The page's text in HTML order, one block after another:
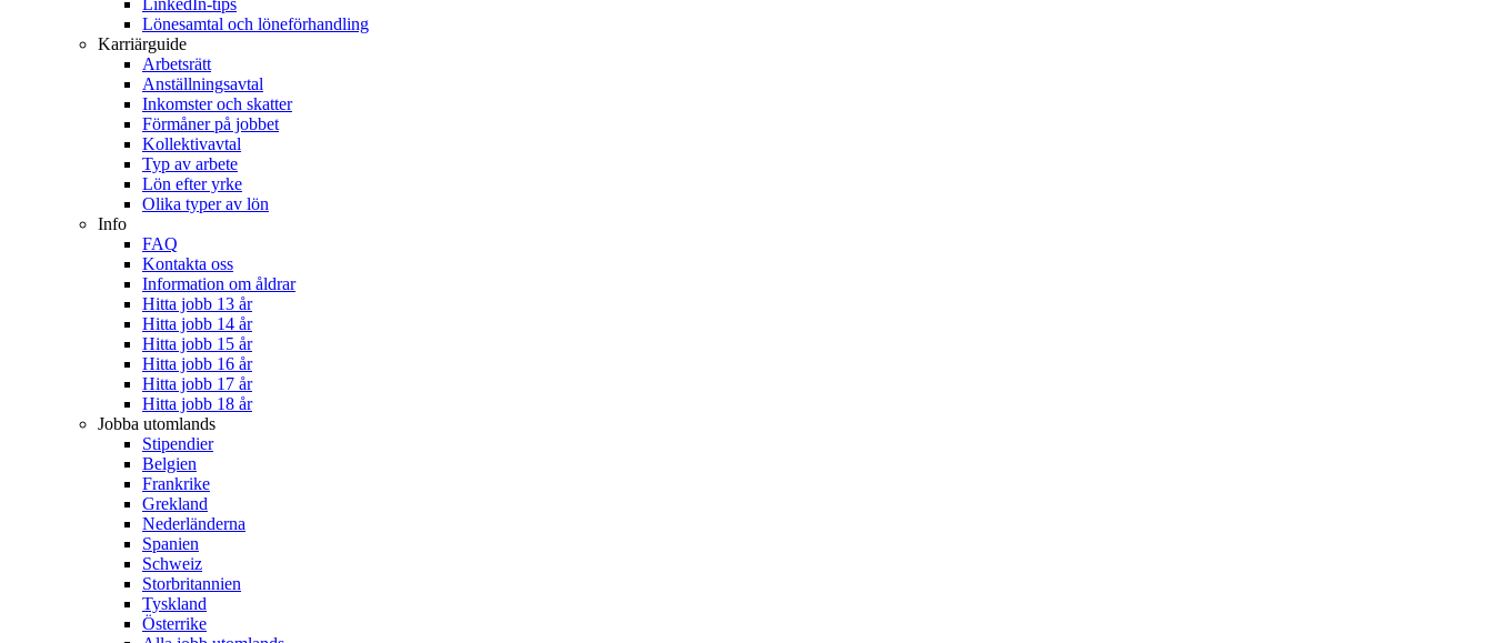
LinkedIn-tips
Lönesamtal och löneförhandling
Karriärguide
Arbetsrätt
Anställningsavtal
Inkomster och skatter
Förmåner på jobbet
Kollektivavtal
Typ av arbete
Lön efter yrke
Olika typer av lön
Info
FAQ
Kontakta oss
Information om åldrar
Hitta jobb 13 år
Hitta jobb 14 år
Hitta jobb 15 år
Hitta jobb 16 år
Hitta jobb 17 år
Hitta jobb 18 år
Jobba utomlands
Stipendier
Belgien
Frankrike
Grekland
Nederländerna
Spanien
Schweiz
Storbritannien
Tyskland
Österrike